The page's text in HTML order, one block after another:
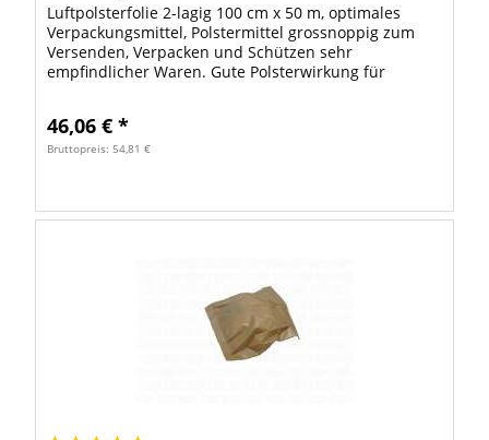
Luftpolsterfolie 2-lagig 100 cm x 50 m, optimales
Verpackungsmittel, Polstermittel grossnoppig zum
Versenden, Verpacken und Schützen sehr
empfindlicher Waren. Gute Polsterwirkung für
46,06 € *
Bruttopreis: 54,81 €